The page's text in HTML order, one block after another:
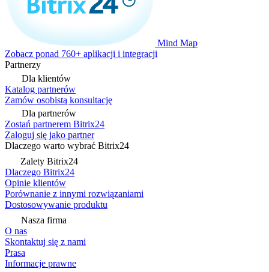
Mind Map
Zobacz ponad 760+ aplikacji i integracji
Partnerzy
Dla klientów
Katalog partnerów
Zamów osobistą konsultację
Dla partnerów
Zostań partnerem Bitrix24
Zaloguj się jako partner
Dlaczego warto wybrać Bitrix24
Zalety Bitrix24
Dlaczego Bitrix24
Opinie klientów
Porównanie z innymi rozwiązaniami
Dostosowywanie produktu
Nasza firma
O nas
Skontaktuj się z nami
Prasa
Informacje prawne